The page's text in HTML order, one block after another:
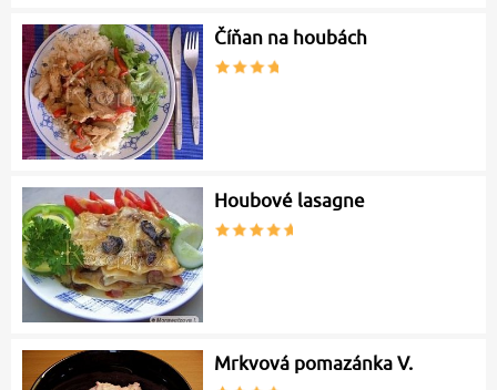
Číňan na houbách
Houbové lasagne
Mrkvová pomazánka V.